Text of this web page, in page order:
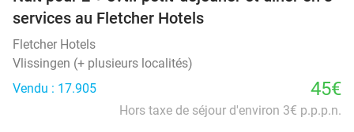
services au Fletcher Hotels
Fletcher Hotels
Vlissingen (+ plusieurs localités)
Vendu : 17.905
45€
Hors taxe de séjour d'environ 3€ p.p.p.n.